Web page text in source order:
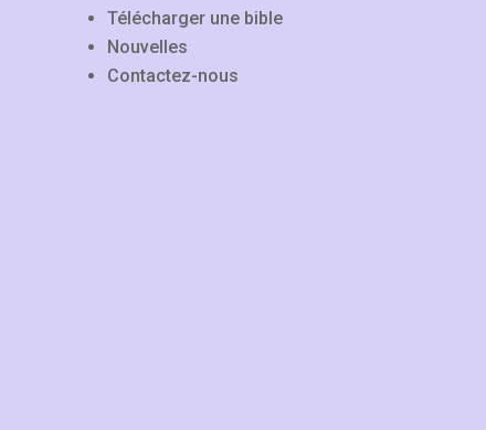
Télécharger une bible
Nouvelles
Contactez-nous